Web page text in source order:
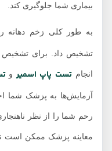
بیماری شما جلوگیری کند.
به طور کلی زخم دهانه
تشخیص داد. برای تشخیص
انجامتست پاپ اسمیر و تست HPV
آزمایش‌ها به پزشک شما
رحم شما را از نظر ناهنجاری
معاینه پزشک ممکن است